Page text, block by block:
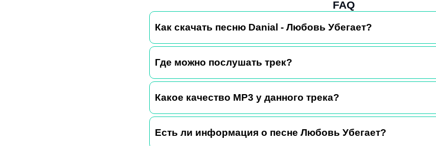
FAQ
Как скачать песню Danial - Любовь Убегает?
Где можно послушать трек?
Какое качество MP3 у данного трека?
Есть ли информация о песне Любовь Убегает?